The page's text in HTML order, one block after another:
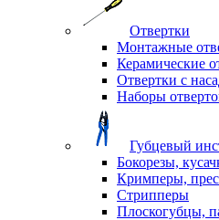
Отвертки
Монтажные
Керамические
Отвертки с
Наборы
Губцевый
Бокорезы,
Кримперы,
Стрипперы
Плоскогубцы,